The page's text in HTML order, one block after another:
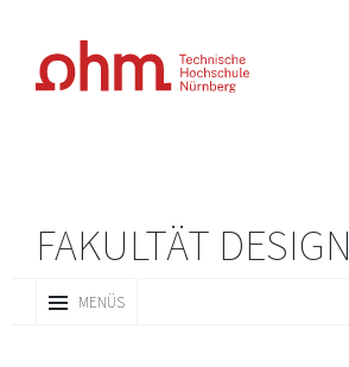
FAKULTÄT DESIGN
MENÜS
INHALT